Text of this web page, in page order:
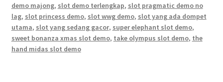
demo majong, slot demo terlengkap, slot pragmatic demo no
lag, slot princess demo, slot wwg demo, slot yang ada dompet
utama, slot yang sedang gacor, super elephant slot demo,
sweet bonanza xmas slot demo, take olympus slot demo, the
hand midas slot demo